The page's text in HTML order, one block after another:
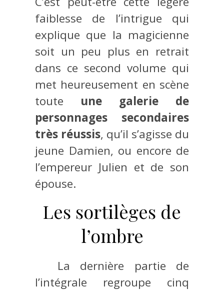
faiblesse de l’intrigue qui
explique que la magicienne
soit un peu plus en retrait
dans ce second volume qui
met heureusement en scène
toute une galerie de
personnages secondaires
très réussis, qu’il s’agisse du
jeune Damien, ou encore de
l’empereur Julien et de son
épouse.
Les sortilèges de
l’ombre
La dernière partie de
l’intégrale regroupe cinq